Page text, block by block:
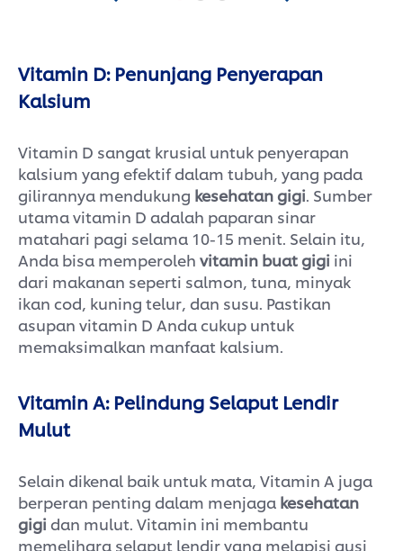
Vitamin D: Penunjang Penyerapan
Kalsium
Vitamin D sangat krusial untuk penyerapan
kalsium yang efektif dalam tubuh, yang pada
gilirannya mendukung kesehatan gigi . Sumber
utama vitamin D adalah paparan sinar
matahari pagi selama 10-15 menit. Selain itu,
Anda bisa memperoleh vitamin buat gigi ini
dari makanan seperti salmon, tuna, minyak
ikan cod, kuning telur, dan susu. Pastikan
asupan vitamin D Anda cukup untuk
memaksimalkan manfaat kalsium.
Vitamin A: Pelindung Selaput Lendir
Mulut
Selain dikenal baik untuk mata, Vitamin A juga
berperan penting dalam menjaga kesehatan
gigi dan mulut. Vitamin ini membantu
memelihara selaput lendir yang melapisi gusi